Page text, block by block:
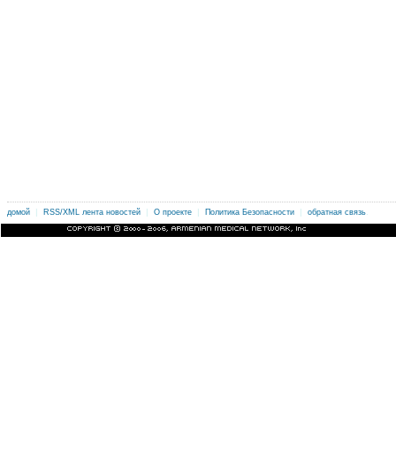
домой | RSS/XML лента новостей | О проекте | Политика Безопасности | обратная связь